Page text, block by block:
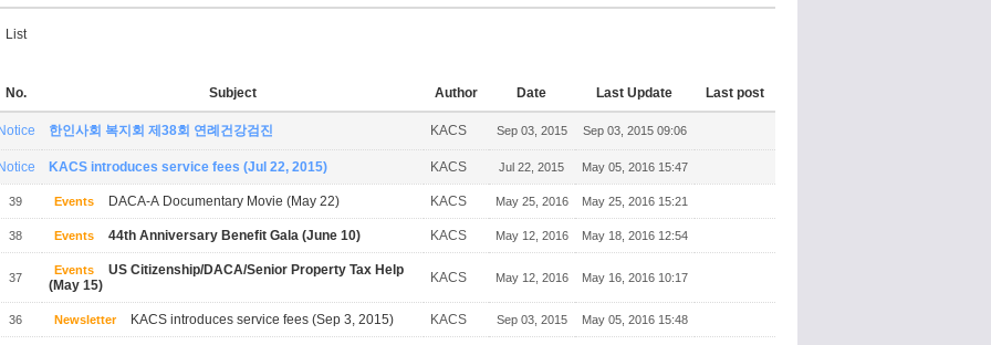
List
No. Subject Author Date Last Update Last post
한인사회 복지회 제38회 연례건강검진 KACS Sep 03, 2015 Sep 03, 2015 09:06
KACS introduces service fees (Jul 22, 2015) KACS Jul 22, 2015 May 05, 2016 15:47
39 Events DACA-A Documentary Movie (May 22) KACS May 25, 2016 May 25, 2016 15:21
38 Events 44th Anniversary Benefit Gala (June 10) KACS May 12, 2016 May 18, 2016 12:54
37
Events
US Citizenship/DACA/Senior Property Tax Help
(May 15)
KACS May 12, 2016 May 16, 2016 10:17
36 Newsletter KACS introduces service fees (Sep 3, 2015) KACS Sep 03, 2015 May 05, 2016 15:48